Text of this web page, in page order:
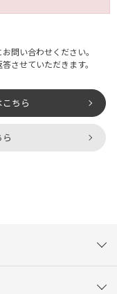
問い合わせください。
させていただきます。
ちら